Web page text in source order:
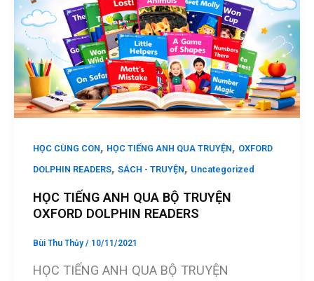
HỌC CÙNG CON, HỌC TIẾNG ANH QUA TRUYỆN, OXFORD
DOLPHIN READERS,SÁCH - TRUYỆN, Uncategorized
HỌC TIẾNG ANH QUA BỘ TRUYỆN
OXFORD DOLPHIN READERS
Bùi Thu Thủy/ 10/11/2021
HỌC TIẾNG ANH QUA BỘ TRUYỆN